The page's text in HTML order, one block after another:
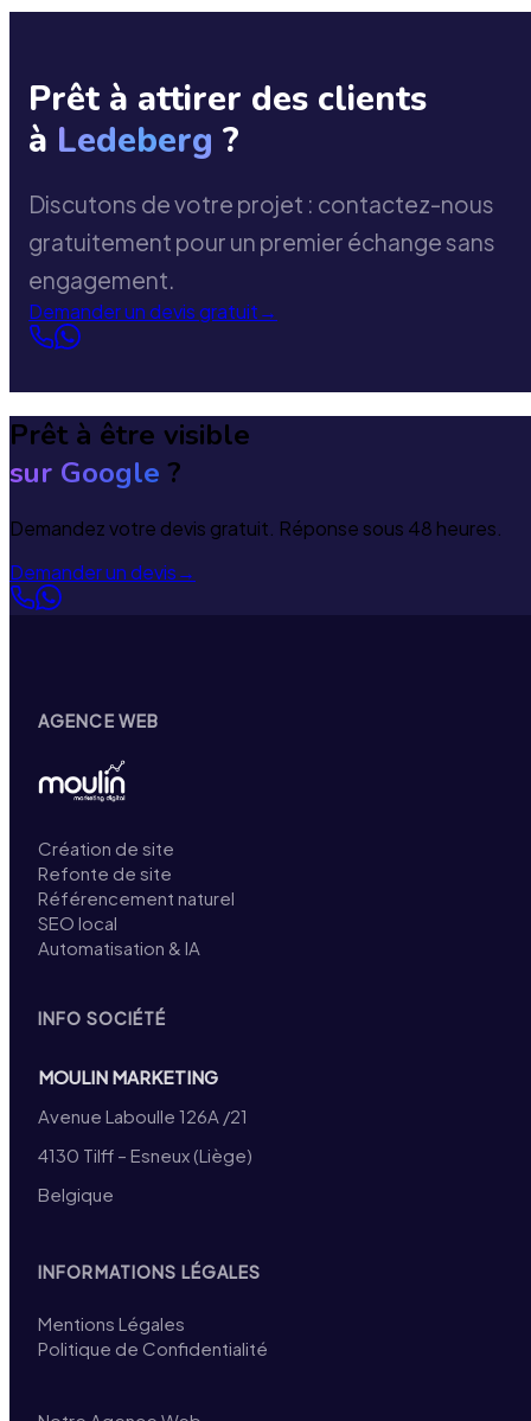
Prêt à attirer des clients
à Ledeberg ?
Discutons de votre projet : contactez-nous
gratuitement pour un premier échange sans
engagement.
Demander un devis gratuit→
Prêt à être visible
sur Google ?
Demandez votre devis gratuit. Réponse sous 48 heures.
Demander un devis→
AGENCE WEB
Création de site
Refonte de site
Référencement naturel
SEO local
Automatisation & IA
INFO SOCIÉTÉ
MOULIN MARKETING
Avenue Laboulle 126A /21
4130 Tilff – Esneux (Liège)
Belgique
INFORMATIONS LÉGALES
Mentions Légales
Politique de Confidentialité